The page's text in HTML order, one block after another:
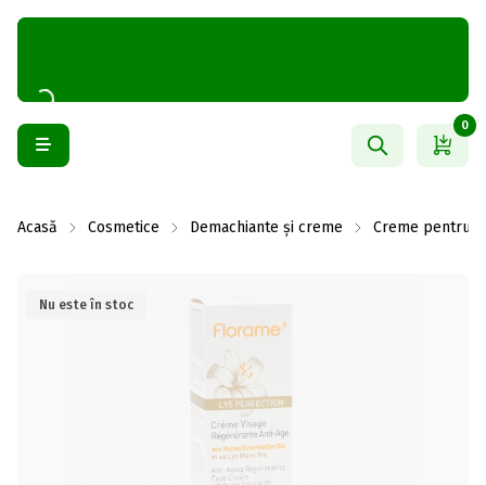
0
Acasă Cosmetice Demachiante și creme Creme pentru
Nu este în stoc